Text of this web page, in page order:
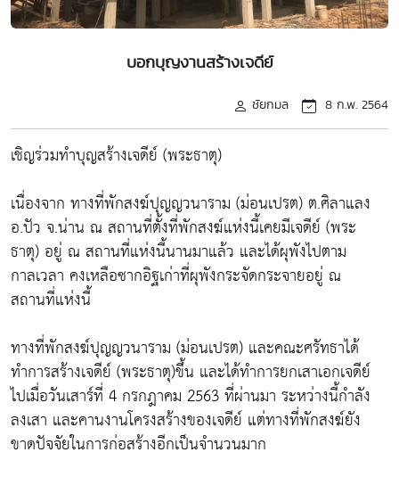
บอกบุญงานสร้างเจดีย์
ชัยกมล 8 ก.พ. 2564
เชิญร่วมทำบุญสร้างเจดีย์ (พระธาตุ)
เนื่องจาก ทางที่พักสงฆ์ปุญญวนาราม (ม่อนเปรต) ต.ศิลาแลง
อ.ปัว จ.น่าน ณ สถานที่ตั้งที่พักสงฆ์แห่งนี้เคยมีเจดีย์ (พระ
ธาตุ) อยู่ ณ สถานที่แห่งนี้นานมาแล้ว และได้ผุพังไปตาม
กาลเวลา คงเหลือซากอิฐเก่าที่ผุพังกระจัดกระจายอยู่ ณ
สถานที่แห่งนี้
ทางที่พักสงฆ์ปุญญวนาราม (ม่อนเปรต) และคณะศรัทธาได้
ทำการสร้างเจดีย์ (พระธาตุ)ขึ้น และได้ทำการยกเสาเอกเจดีย์
ไปเมื่อวันเสาร์ที่ 4 กรกฎาคม 2563 ที่ผ่านมา ระหว่างนี้กำลัง
ลงเสา และคานงานโครงสร้างของเจดีย์ แต่ทางที่พักสงฆ์ยัง
ขาดปัจจัยในการก่อสร้างอีกเป็นจำนวนมาก